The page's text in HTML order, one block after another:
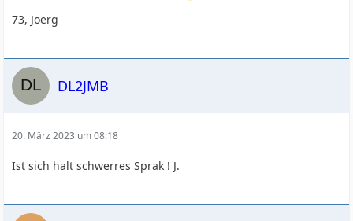
73, Joerg
DL2JMB
20. März 2023 um 08:18
Ist sich halt schwerres Sprak ! J.